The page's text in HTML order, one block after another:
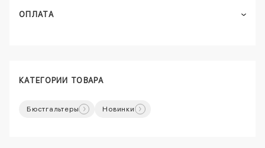
ОПЛАТА
КАТЕГОРИИ ТОВАРА
Бюстгальтеры Новинки